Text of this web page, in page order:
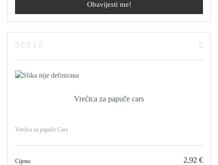
Obavijesti me!
Vrećica za papuče cars
Vrećica za papuče Cars
Cijena: 2,92 €